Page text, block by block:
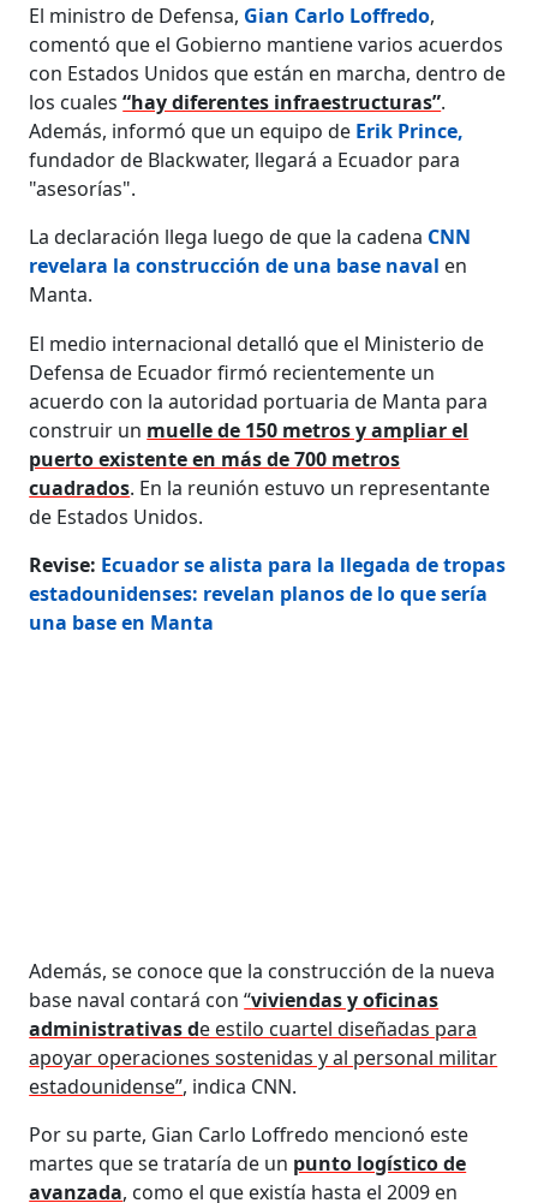
El ministro de Defensa, Gian Carlo Loffredo,
comentó que el Gobierno mantiene varios acuerdos
con Estados Unidos que están en marcha, dentro de
los cuales“hay diferentes infraestructuras”.
Además, informó que un equipo de Erik Prince,
fundador de Blackwater, llegará a Ecuador para
"asesorías".
La declaración llega luego de que la cadena CNN
revelara la construcción de una base naval en
Manta.
El medio internacional detalló que el Ministerio de
Defensa de Ecuador firmó recientemente un
acuerdo con la autoridad portuaria de Manta para
construir un muelle de 150 metros y ampliar el
puerto existente en más de 700 metros
cuadrados. En la reunión estuvo un representante
de Estados Unidos.
Revise: Ecuador se alista para la llegada de tropas
estadounidenses: revelan planos de lo que sería
una base en Manta
Además, se conoce que la construcción de la nueva
base naval contará con“viviendas y oficinas
administrativas de estilo cuartel diseñadas para
apoyar operaciones sostenidas y al personal militar
estadounidense”, indica CNN.
Por su parte, Gian Carlo Loffredo mencionó este
martes que se trataría de un punto logístico de
avanzada, como el que existía hasta el 2009 en